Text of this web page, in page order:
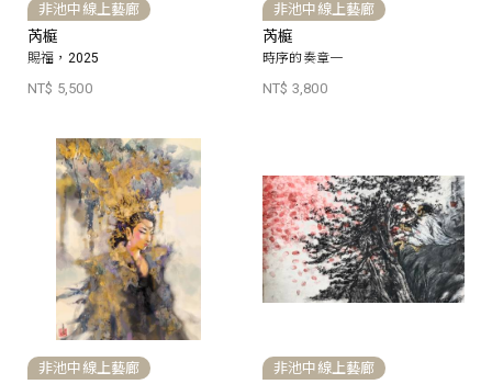
非池中線上藝廊
芮榳
賜福，2025
NT$ 5,500
非池中線上藝廊
芮榳
時序的奏章一
NT$ 3,800
非池中線上藝廊 非池中線上藝廊